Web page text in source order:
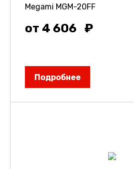
Megami MGM-20FF
от 4 606
Подробнее